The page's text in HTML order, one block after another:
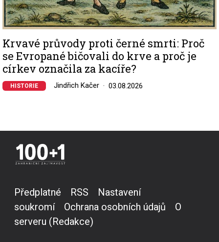
Krvavé průvody proti černé smrti: Proč
se Evropané bičovali do krve a proč je
církev označila za kacíře?
HISTORIE Jindřich Kačer 03.08.2026
Předplatné RSS
Nastavení
soukromí
Ochrana osobních údajů
O
serveru (Redakce)